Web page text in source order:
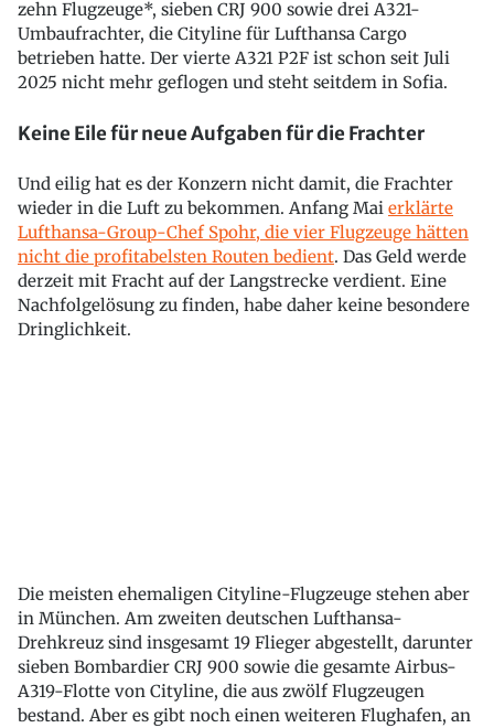
zehn Flugzeuge*, sieben CRJ 900 sowie drei A321-
Umbaufrachter, die Cityline für Lufthansa Cargo
betrieben hatte. Der vierte A321 P2F ist schon seit Juli
2025 nicht mehr geflogen und steht seitdem in Sofia.
Keine Eile für neue Aufgaben für die Frachter
Und eilig hat es der Konzern nicht damit, die Frachter
wieder in die Luft zu bekommen. Anfang Mai erklärte
Lufthansa-Group-Chef Spohr, die vier Flugzeuge hätten
nicht die profitabelsten Routen bedient. Das Geld werde
derzeit mit Fracht auf der Langstrecke verdient. Eine
Nachfolgelösung zu finden, habe daher keine besondere
Dringlichkeit.
Die meisten ehemaligen Cityline-Flugzeuge stehen aber
in München. Am zweiten deutschen Lufthansa-
Drehkreuz sind insgesamt 19 Flieger abgestellt, darunter
sieben Bombardier CRJ 900 sowie die gesamte Airbus-
A319-Flotte von Cityline, die aus zwölf Flugzeugen
bestand. Aber es gibt noch einen weiteren Flughafen, an